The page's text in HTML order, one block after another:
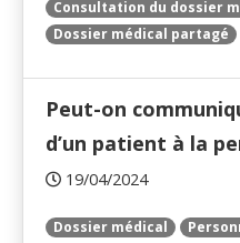
Consultation du dossier
Dossier médical partagé
Peut-on
d’un patient à la
19/04/2024
Dossier médical